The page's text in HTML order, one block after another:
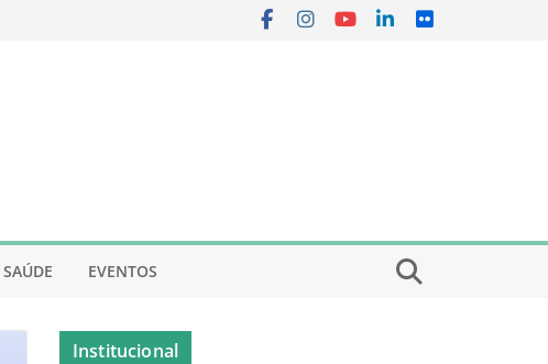
SAÚDE EVENTOS
Institucional